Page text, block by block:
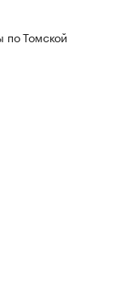
по Томской